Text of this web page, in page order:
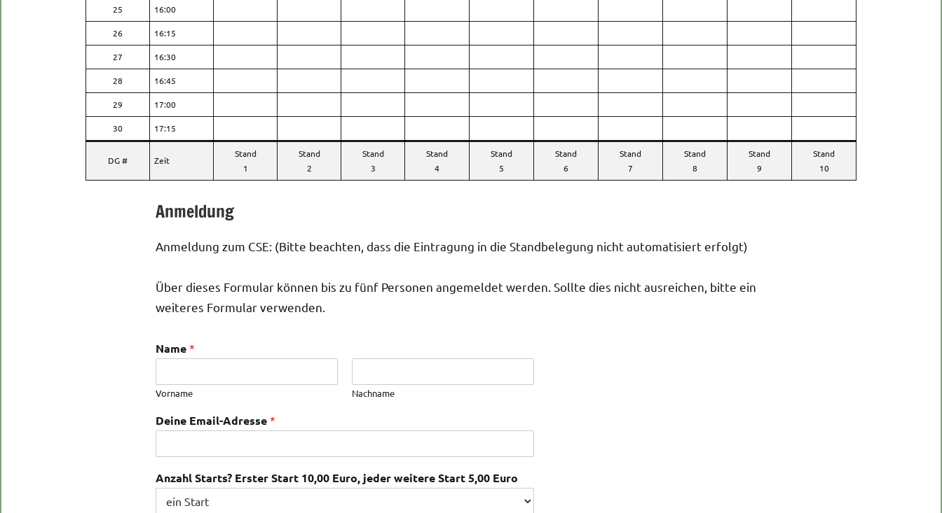
25 16:00
26 16:15
27 16:30
28 16:45
29 17:00
30 17:15
DG # Zeit
Stand
1
Stand
2
Stand
3
Stand
4
Stand
5
Stand
6
Stand
7
Stand
8
Stand
9
Stand
10
Anmeldung
Anmeldung zum CSE: (Bitte beachten, dass die Eintragung in die Standbelegung nicht automatisiert erfolgt)
Über dieses Formular können bis zu fünf Personen angemeldet werden. Sollte dies nicht ausreichen, bitte ein
weiteres Formular verwenden.
Name *
Vorname Nachname
Deine Email-Adresse *
Anzahl Starts? Erster Start 10,00 Euro, jeder weitere Start 5,00 Euro